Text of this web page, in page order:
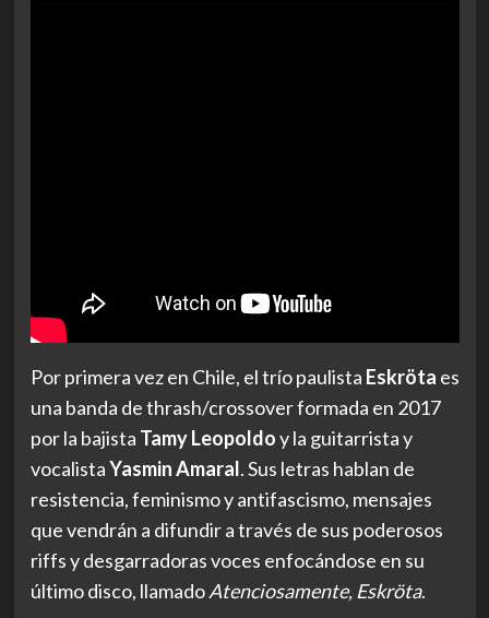
Por primera vez en Chile, el trío paulista Eskröta es
una banda de thrash/crossover formada en 2017
por la bajista Tamy Leopoldoy la guitarrista y
vocalistaYasmin Amaral. Sus letras hablan de
resistencia, feminismo y antifascismo, mensajes
que vendrán a difundir a través de sus poderosos
riffs y desgarradoras voces enfocándose en su
último disco, llamadoAtenciosamente, Eskröta.